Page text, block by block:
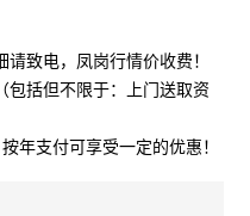
致电，凤岗行情价收费！
包括但不限于：上门送取资
年支付可享受一定的优惠！